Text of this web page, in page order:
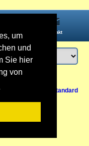
um
und
Sie hier
von
Kontakt
Standard